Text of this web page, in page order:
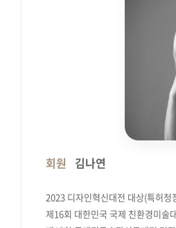
회원 김나연
2023 디자인혁신대전 대상(특허청
제16회 대한민국 국제 친환경미술